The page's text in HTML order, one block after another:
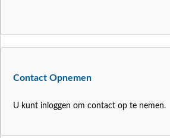
Contact Opnemen
U kunt inloggen om contact op te nemen.